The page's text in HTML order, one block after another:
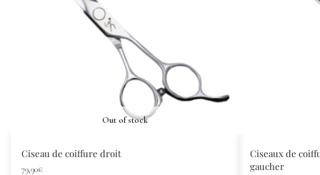
Out of stock
Ciseau de coiffure droit
79,90€
Ciseaux de
gaucher